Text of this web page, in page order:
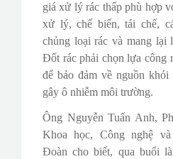
giá xử lý rác thấp phù hợp
xử lý, chế biến, tái chế,
chủng loại rác và mang lại
Đốt rác phải chọn lựa công
để bảo đảm về nguồn
gây ô nhiễm môi trường.
Ông Nguyễn Tuấn Anh,
Khoa học, Công nghệ
Đoàn cho biết, qua buổi